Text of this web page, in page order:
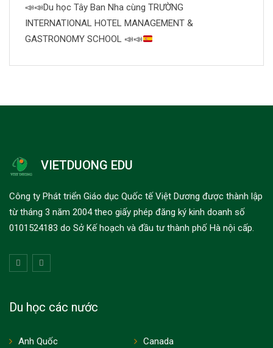
📣📣Du học Tây Ban Nha cùng TRƯỜNG
INTERNATIONAL HOTEL MANAGEMENT &
GASTRONOMY SCHOOL 📣📣
VIETDUONG EDU
Công ty Phát triển Giáo dục Quốc tế Việt Dương được thành lập
từ tháng 3 năm 2004 theo giấy phép đăng ký kinh doanh số
0101524183 do Sở Kế hoạch và đầu tư thành phố Hà nội cấp.
Du học các nước
Anh Quốc
Canada